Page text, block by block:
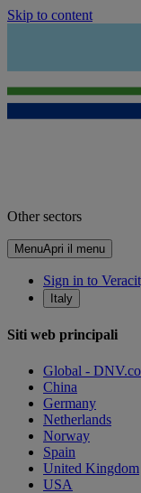
Skip to content
Other sectors
MenuApri il menu
Sign in to
Italy
Siti web principali
Global -
China
Germany
Netherlands
Norway
Spain
United Kingdom
USA